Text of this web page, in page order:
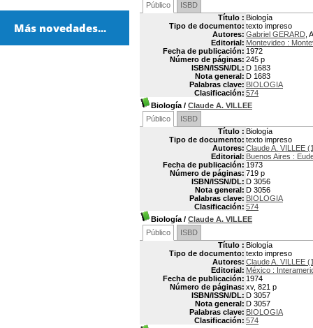
Público
ISBD
Título : Biología
Tipo de documento: texto impreso
Autores: Gabriel GERARD ,
Editorial: Montevideo :
Fecha de publicación: 1972
Número de páginas: 245 p
ISBN/ISSN/DL: D 1683
Nota general: D 1683
Palabras clave: BIOLOGIA
Clasificación: 574
Biología / Claude A. VILLEE
Público
ISBD
Título : Biología
Tipo de documento: texto impreso
Autores: Claude A. VILLEE
Editorial: Buenos Aires :
Fecha de publicación: 1973
Número de páginas: 719 p
ISBN/ISSN/DL: D 3056
Nota general: D 3056
Palabras clave: BIOLOGIA
Clasificación: 574
Biología / Claude A. VILLEE
Público
ISBD
Título : Biología
Tipo de documento: texto impreso
Autores: Claude A. VILLEE
Editorial: México :
Fecha de publicación: 1974
Número de páginas: xv, 821 p
ISBN/ISSN/DL: D 3057
Nota general: D 3057
Palabras clave: BIOLOGIA
Clasificación: 574
Más novedades...